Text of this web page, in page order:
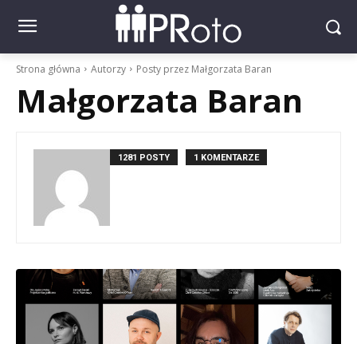
Strona główna Autorzy Posty przez Małgorzata Baran
Małgorzata Baran
1281 POSTY 1 KOMENTARZE